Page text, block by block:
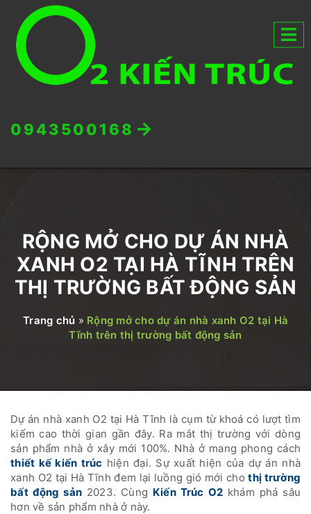
0943500168
RỘNG MỞ CHO DỰ ÁN NHÀ
XANH O2 TẠI HÀ TĨNH TRÊN
THỊ TRƯỜNG BẤT ĐỘNG SẢN
Trang chủ » Rộng mở cho dự án nhà xanh O2 tại Hà
Tĩnh trên thị trường bất động sản
Dự án nhà xanh O2 tại Hà Tĩnh là cụm từ khoá có lượt tìm
kiếm cao thời gian gần đây. Ra mắt thị trường với dòng
sản phẩm nhà ở xây mới 100%. Nhà ở mang phong cách
thiết kế kiến trúc hiện đại. Sự xuất hiện của dự án nhà
xanh O2 tại Hà Tĩnh đem lại luồng gió mới chothị trường
bất động sản 2023. Cùng Kiến Trúc O2 khám phá sâu
hơn về sản phẩm nhà ở này.